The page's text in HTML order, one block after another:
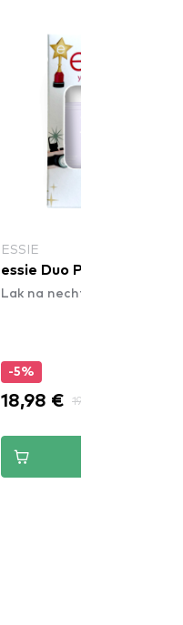
ESSIE
essie Duo Pack - 2
Lak na nechty
-5%
18,98 € 19,98 €